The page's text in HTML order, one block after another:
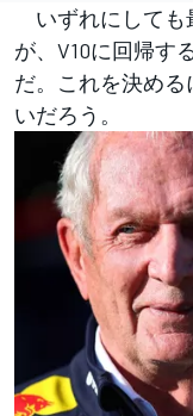
いずれにしても
が、V10に回帰す
だ。これを決め
いだろう。